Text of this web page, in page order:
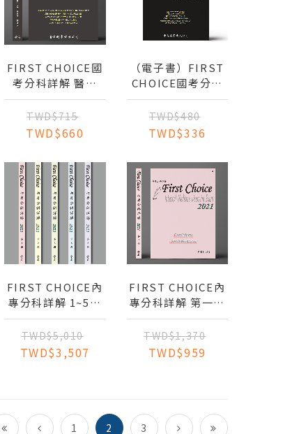
FIRST CHOICE國
考分科詳解 醫學
（二）第5冊 病理
學 2025
TWD$715
TWD$660
（電子書）FIRST
CHOICE國考分科
詳解 醫學（二）第
4冊_2022 生物統計
學、流行病學、行
學、預防醫學、醫
TWD$480
TWD$336
FIRST CHOICE內
專分科詳解 1~5冊
全套
TWD$5,010
TWD$3,507
FIRST CHOICE內
專分科詳解 第一冊
2021
TWD$1,370
TWD$959
1 2 3